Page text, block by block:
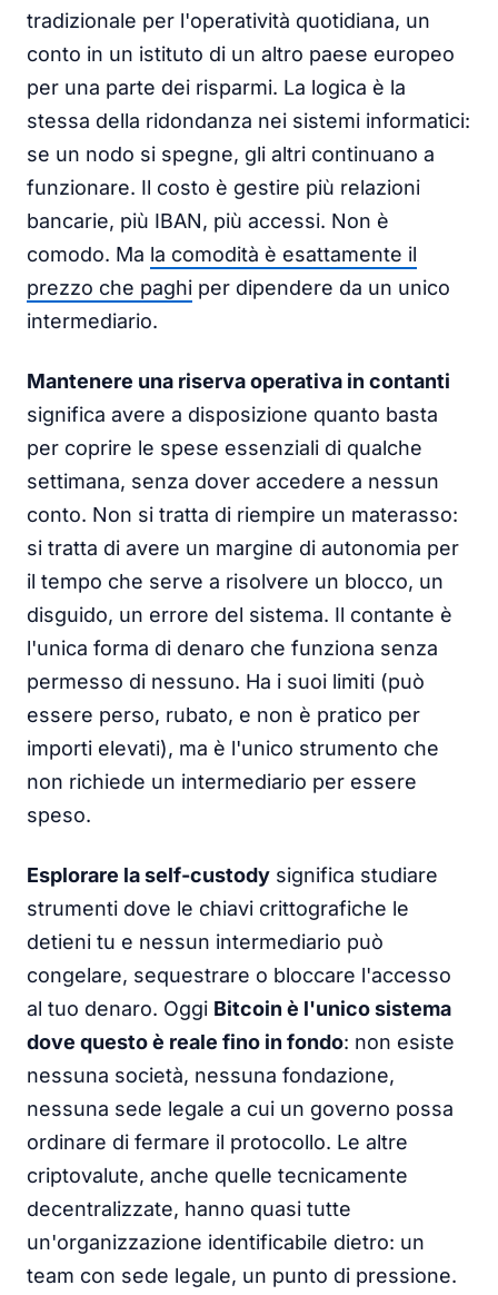
tradizionale per l'operatività quotidiana, un
conto in un istituto di un altro paese europeo
per una parte dei risparmi. La logica è la
stessa della ridondanza nei sistemi informatici:
se un nodo si spegne, gli altri continuano a
funzionare. Il costo è gestire più relazioni
bancarie, più IBAN, più accessi. Non è
comodo. Ma la comodità è esattamente il
prezzo che paghi per dipendere da un unico
intermediario.
Mantenere una riserva operativa in contanti
significa avere a disposizione quanto basta
per coprire le spese essenziali di qualche
settimana, senza dover accedere a nessun
conto. Non si tratta di riempire un materasso:
si tratta di avere un margine di autonomia per
il tempo che serve a risolvere un blocco, un
disguido, un errore del sistema. Il contante è
l'unica forma di denaro che funziona senza
permesso di nessuno. Ha i suoi limiti (può
essere perso, rubato, e non è pratico per
importi elevati), ma è l'unico strumento che
non richiede un intermediario per essere
speso.
Esplorare la self-custody significa studiare
strumenti dove le chiavi crittografiche le
detieni tu e nessun intermediario può
congelare, sequestrare o bloccare l'accesso
al tuo denaro. Oggi Bitcoin è l'unico sistema
dove questo è reale fino in fondo: non esiste
nessuna società, nessuna fondazione,
nessuna sede legale a cui un governo possa
ordinare di fermare il protocollo. Le altre
criptovalute, anche quelle tecnicamente
decentralizzate, hanno quasi tutte
un'organizzazione identificabile dietro: un
team con sede legale, un punto di pressione.